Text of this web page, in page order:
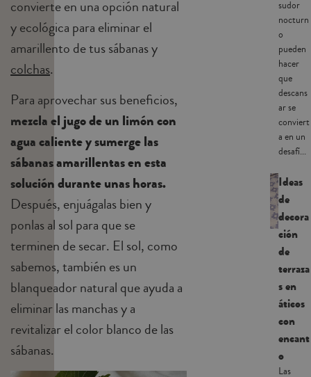
convierte en una opción natural
y ecológica para eliminar el
amarillento de tus sábanas y
colchas.
Para aprovechar sus beneficios,
mezcla el jugo de un limón con
agua caliente y sumerge las
sábanas amarillentas en esta
solución durante unas horas.
Después, enjuágalas bien y
ponlas al sol para que se
terminen de secar. El sol, como
sabemos, también es un
blanqueador natural que ayuda a
eliminar las manchas y a
revitalizar el color blanco de las
sábanas.
sudor
nocturn
o
pueden
hacer
que
descans
ar se
conviert
a en un
desafí...
Ideas
de
decora
ción
de
terraza
s en
áticos
con
encant
o
Las